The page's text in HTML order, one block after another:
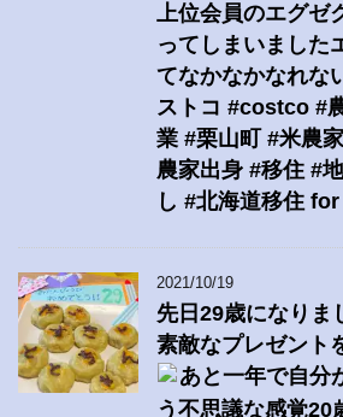
上位会員のエグゼ
ってしまいました
てなかなかなれな
ストコ #costco #
業 #栗山町 #米農
農家出身 #移住 #
し #北海道移住
2021/10/19
先日29歳になりま
素敵なプレゼント
あと一年で自分
う不思議な感覚20